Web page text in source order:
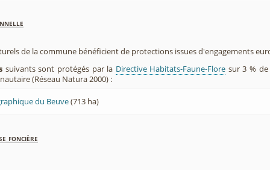
de la commune bénéficient de protections issues d'engagements
suivants sont protégés par la Directive Habitats-Faune-Flore sur 3 %
(Réseau Natura 2000) :
du Beuve(713 ha)
foncière